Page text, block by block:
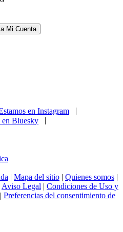
Mi Cuenta
|
|
| Mapa del sitio | Quienes somos |
Aviso Legal | Condiciones de Uso y
| Preferencias del consentimiento de